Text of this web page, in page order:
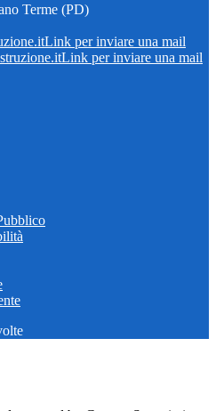
Terme (PD)
Link per inviare una mail
Link per inviare una mail